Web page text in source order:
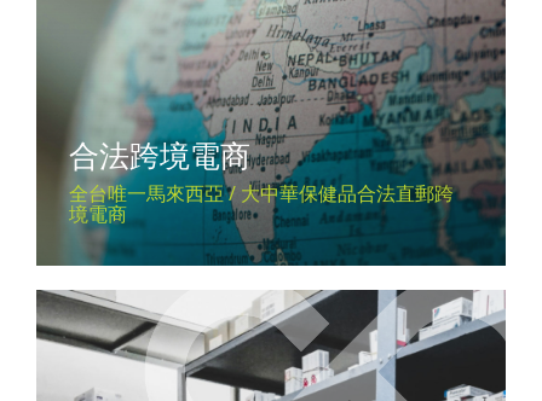
合法跨境電商
全台唯一馬來西亞 / 大中華保健品合法直郵跨
境電商